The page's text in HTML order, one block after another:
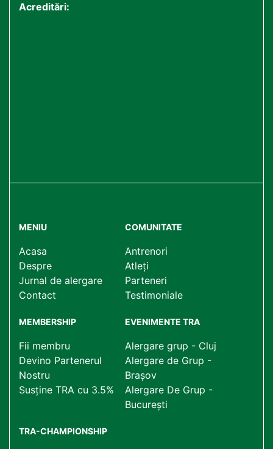
Acreditări:
MENIU
Acasa
Despre
Jurnal de alergare
Contact
COMUNITATE
Antrenori
Atleți
Parteneri
Testimoniale
MEMBERSHIP
Fii membru
Devino Partenerul
Nostru
Susține TRA cu 3.5%
EVENIMENTE TRA
Alergare grup - Cluj
Alergare de Grup -
Brașov
Alergare De Grup -
București
TRA-CHAMPIONSHIP